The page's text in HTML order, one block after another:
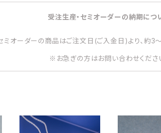
受注生産・セミオーダーの納期につ
ミオーダーの商品はご注文日(ご入金日)より、約3
※お急ぎの方はお問い合わせくださ